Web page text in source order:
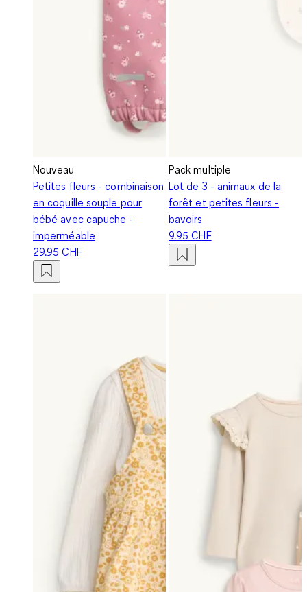
Nouveau
Petites fleurs - combinaison
en coquille souple pour
bébé avec capuche -
imperméable
29.95 CHF
Pack multiple
Lot de 3 - animaux de la
forêt et petites fleurs -
bavoirs
9.95 CHF